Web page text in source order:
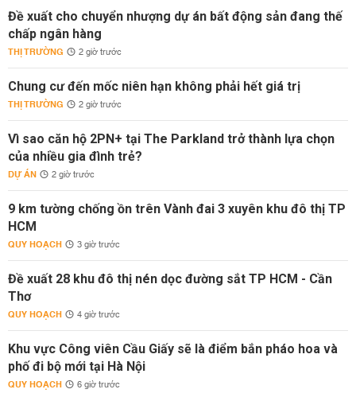
Đề xuất cho chuyển nhượng dự án bất động sản đang thế
chấp ngân hàng
THỊ TRƯỜNG 2 giờ trước
Chung cư đến mốc niên hạn không phải hết giá trị
THỊ TRƯỜNG 2 giờ trước
Vì sao căn hộ 2PN+ tại The Parkland trở thành lựa chọn
của nhiều gia đình trẻ?
DỰ ÁN 2 giờ trước
9 km tường chống ồn trên Vành đai 3 xuyên khu đô thị TP
HCM
QUY HOẠCH 3 giờ trước
Đề xuất 28 khu đô thị nén dọc đường sắt TP HCM - Cần
Thơ
QUY HOẠCH 4 giờ trước
Khu vực Công viên Cầu Giấy sẽ là điểm bắn pháo hoa và
phố đi bộ mới tại Hà Nội
QUY HOẠCH 6 giờ trước